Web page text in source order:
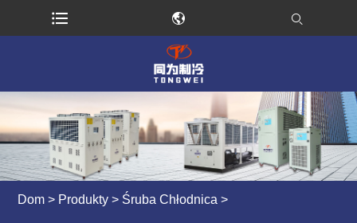
Dom > Produkty > Śruba Chłodnica >